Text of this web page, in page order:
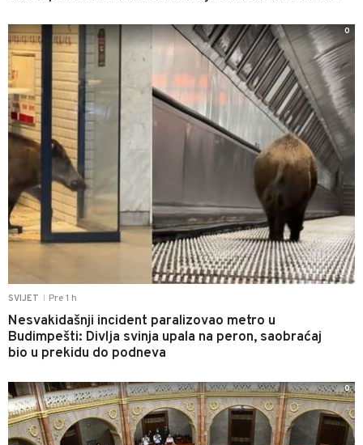
SVIJET Pre 1 h
Nesvakidašnji incident paralizovao metro u
Budimpešti: Divlja svinja upala na peron, saobraćaj
bio u prekidu do podneva
0
0